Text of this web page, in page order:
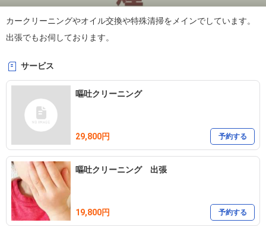
カークリーニングやオイル交換や特殊清掃をメインでしています。
出張でもお伺しております。
サービス
嘔吐クリーニング
29,800円 予約する
嘔吐クリーニング 出張
19,800円 予約する